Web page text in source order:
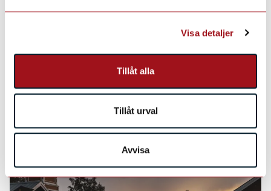
Visa detaljer
Tillåt alla
Tillåt urval
Avvisa